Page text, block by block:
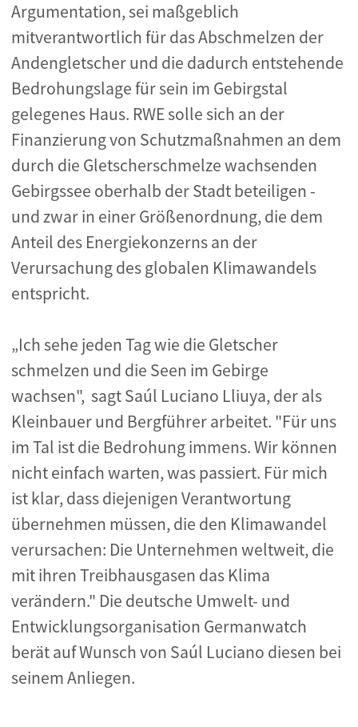
Argumentation, sei maßgeblich
mitverantwortlich für das Abschmelzen der
Andengletscher und die dadurch entstehende
Bedrohungslage für sein im Gebirgstal
gelegenes Haus. RWE solle sich an der
Finanzierung von Schutzmaßnahmen an dem
durch die Gletscherschmelze wachsenden
Gebirgssee oberhalb der Stadt beteiligen -
und zwar in einer Größenordnung, die dem
Anteil des Energiekonzerns an der
Verursachung des globalen Klimawandels
entspricht.
„Ich sehe jeden Tag wie die Gletscher
schmelzen und die Seen im Gebirge
wachsen", sagt Saúl Luciano Lliuya, der als
Kleinbauer und Bergführer arbeitet. "Für uns
im Tal ist die Bedrohung immens. Wir können
nicht einfach warten, was passiert. Für mich
ist klar, dass diejenigen Verantwortung
übernehmen müssen, die den Klimawandel
verursachen: Die Unternehmen weltweit, die
mit ihren Treibhausgasen das Klima
verändern." Die deutsche Umwelt- und
Entwicklungsorganisation Germanwatch
berät auf Wunsch von Saúl Luciano diesen bei
seinem Anliegen.